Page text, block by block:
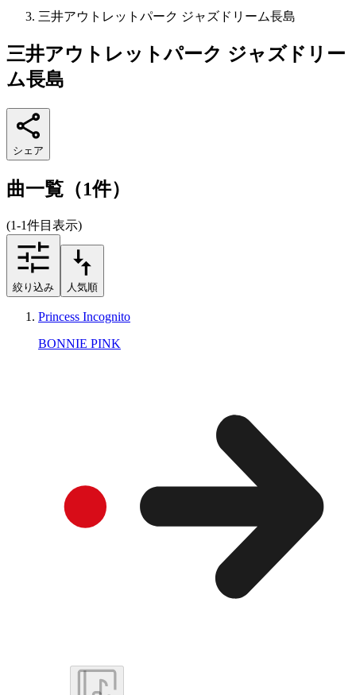
三井アウトレットパーク ジャズドリーム長島
三井アウトレットパーク ジャズドリー
ム長島
シェア
曲一覧（1件）
(1-1件目表示)
絞り込み 人気順
Princess Incognito
BONNIE PINK